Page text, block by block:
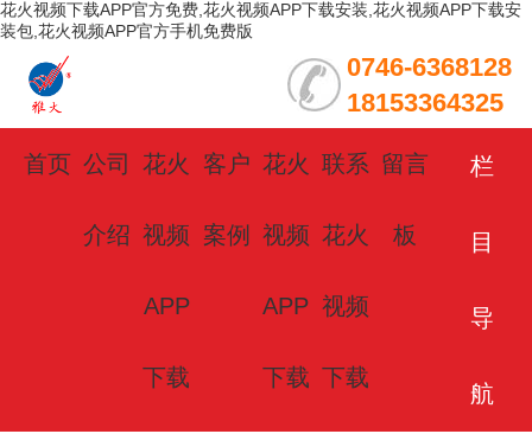
花火视频下载APP官方免费,花火视频APP下载安装,花火视频APP下载安
装包,花火视频APP官方手机免费版
0746-6368128
18153364325
首页 公司
介绍
花火
视频
APP
下载
客户
案例
花火
视频
APP
下载
联系
花火
视频
下载
留言
板
栏
目
导
航